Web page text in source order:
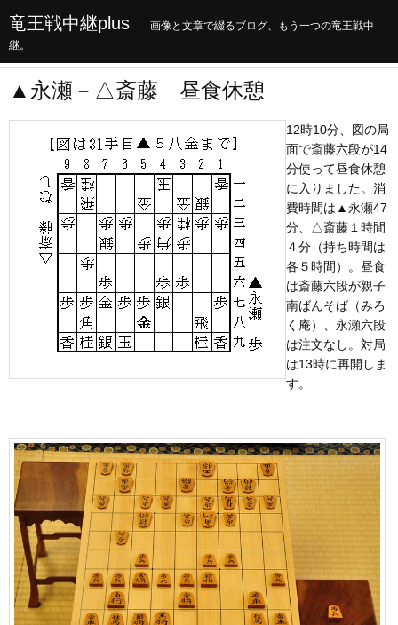
竜王戦中継plus
画像と文章で綴るブログ、もう一つの竜王戦中
継。
▲永瀬－△斎藤 昼食休憩
12時10分、図の局
面で斎藤六段が14
分使って昼食休憩
に入りました。消
費時間は▲永瀬47
分、△斎藤１時間
４分（持ち時間は
各５時間）。昼食
は斎藤六段が親子
南ばんそば（みろ
く庵）、永瀬六段
は注文なし。対局
は13時に再開しま
す。